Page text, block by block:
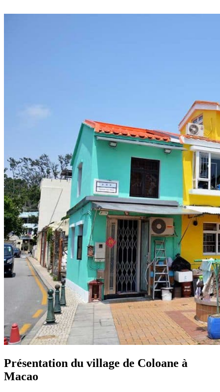
Présentation du village de Coloane à
Macao